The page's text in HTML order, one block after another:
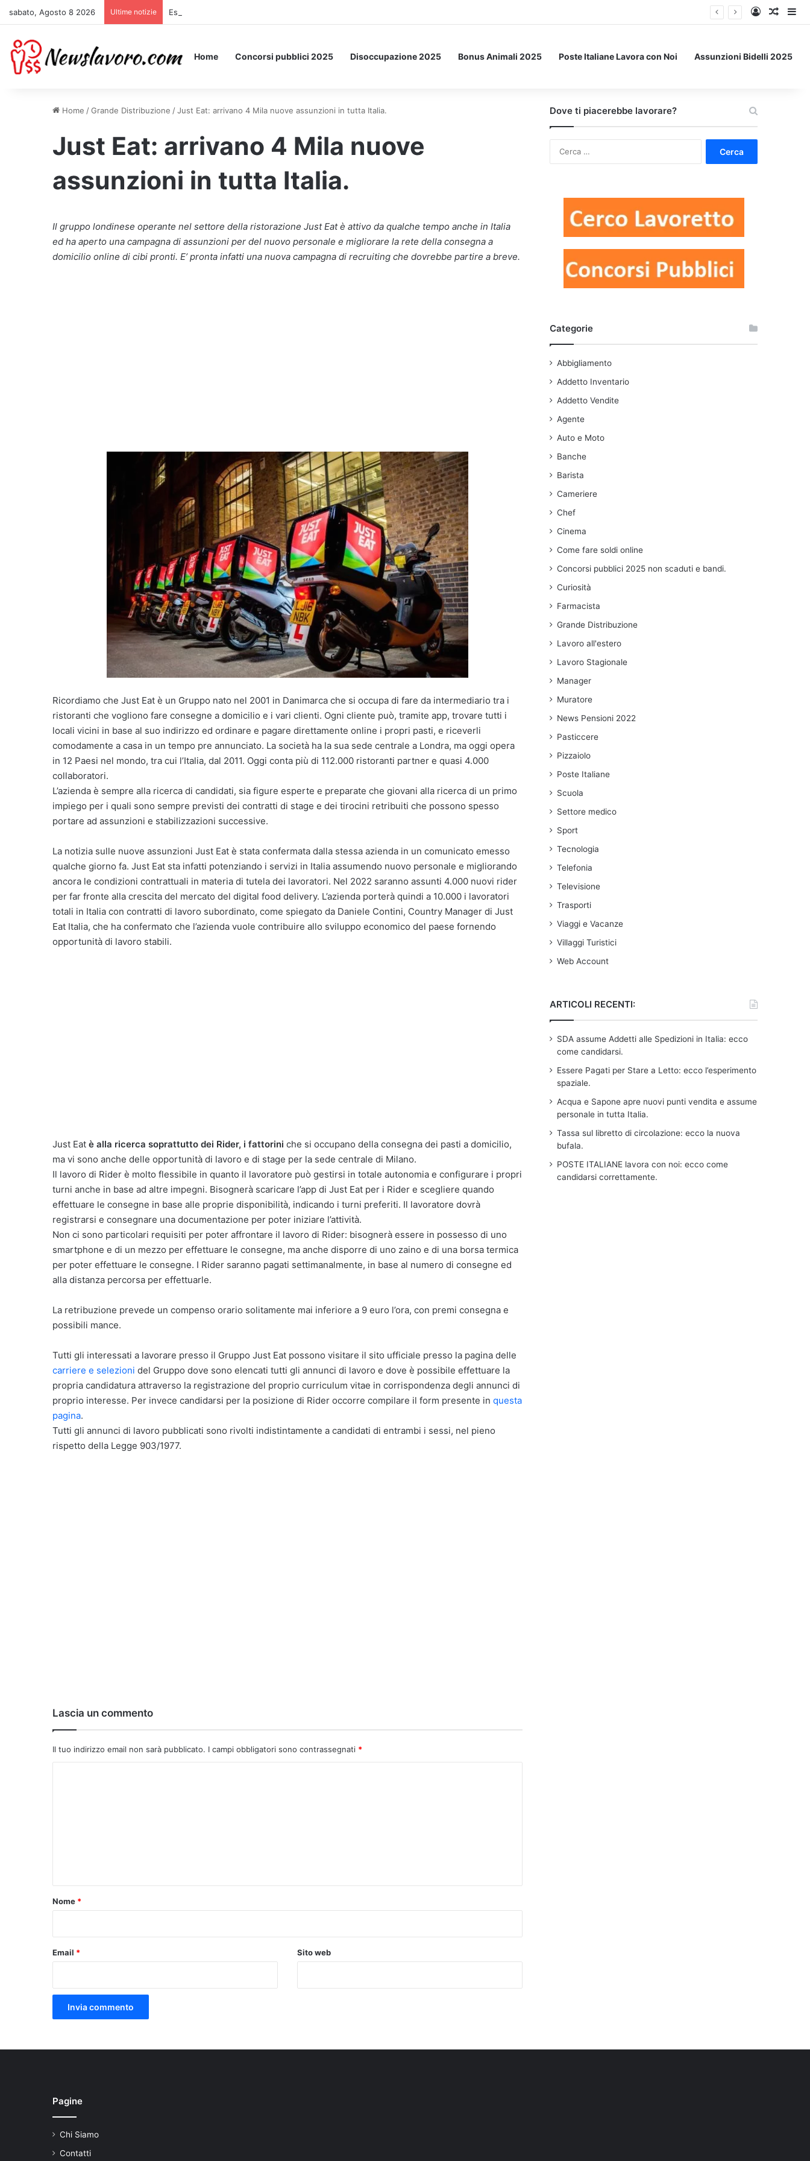
sabato, Agosto 8 2026 Ultime notizie Essere Pagati per Stare a Letto: ecco l’esperimento spaziale. Accedi
Un
Home Concorsi pubblici 2025 Disoccupazione 2025 Bonus Animali 2025 Poste Italiane Lavora con Noi Assunzioni Bidelli 2025
Home /Grande Distribuzione /Just Eat: arrivano 4 Mila nuove assunzioni in tutta Italia.
Just Eat: arrivano 4 Mila nuove
assunzioni in tutta Italia.
Il gruppo londinese operante nel settore della ristorazione Just Eat è attivo da qualche tempo anche in Italia
ed ha aperto una campagna di assunzioni per del nuovo personale e migliorare la rete della consegna a
domicilio online di cibi pronti. E’ pronta infatti una nuova campagna di recruiting che dovrebbe partire a breve.
Ricordiamo che Just Eat è un Gruppo nato nel 2001 in Danimarca che si occupa di fare da intermediario tra i
ristoranti che vogliono fare consegne a domicilio e i vari clienti. Ogni cliente può, tramite app, trovare tutti i
locali vicini in base al suo indirizzo ed ordinare e pagare direttamente online i propri pasti, e riceverli
comodamente a casa in un tempo pre annunciato. La società ha la sua sede centrale a Londra, ma oggi opera
in 12 Paesi nel mondo, tra cui l’Italia, dal 2011. Oggi conta più di 112.000 ristoranti partner e quasi 4.000
collaboratori.
L’azienda è sempre alla ricerca di candidati, sia figure esperte e preparate che giovani alla ricerca di un primo
impiego per i quali sono sempre previsti dei contratti di stage e dei tirocini retribuiti che possono spesso
portare ad assunzioni e stabilizzazioni successive.
La notizia sulle nuove assunzioni Just Eat è stata confermata dalla stessa azienda in un comunicato emesso
qualche giorno fa. Just Eat sta infatti potenziando i servizi in Italia assumendo nuovo personale e migliorando
ancora le condizioni contrattuali in materia di tutela dei lavoratori. Nel 2022 saranno assunti 4.000 nuovi rider
per far fronte alla crescita del mercato del digital food delivery. L’azienda porterà quindi a 10.000 i lavoratori
totali in Italia con contratti di lavoro subordinato, come spiegato da Daniele Contini, Country Manager di Just
Eat Italia, che ha confermato che l’azienda vuole contribuire allo sviluppo economico del paese fornendo
opportunità di lavoro stabili.
Just Eat è alla ricerca soprattutto dei Rider, i fattorini che si occupano della consegna dei pasti a domicilio,
ma vi sono anche delle opportunità di lavoro e di stage per la sede centrale di Milano.
Il lavoro di Rider è molto flessibile in quanto il lavoratore può gestirsi in totale autonomia e configurare i propri
turni anche in base ad altre impegni. Bisognerà scaricare l’app di Just Eat per i Rider e scegliere quando
effettuare le consegne in base alle proprie disponibilità, indicando i turni preferiti. Il lavoratore dovrà
registrarsi e consegnare una documentazione per poter iniziare l’attività.
Non ci sono particolari requisiti per poter affrontare il lavoro di Rider: bisognerà essere in possesso di uno
smartphone e di un mezzo per effettuare le consegne, ma anche disporre di uno zaino e di una borsa termica
per poter effettuare le consegne. I Rider saranno pagati settimanalmente, in base al numero di consegne ed
alla distanza percorsa per effettuarle.
La retribuzione prevede un compenso orario solitamente mai inferiore a 9 euro l’ora, con premi consegna e
possibili mance.
Tutti gli interessati a lavorare presso il Gruppo Just Eat possono visitare il sito ufficiale presso la pagina delle
carriere e selezioni del Gruppo dove sono elencati tutti gli annunci di lavoro e dove è possibile effettuare la
propria candidatura attraverso la registrazione del proprio curriculum vitae in corrispondenza degli annunci di
proprio interesse. Per invece candidarsi per la posizione di Rider occorre compilare il form presente in questa
pagina.
Tutti gli annunci di lavoro pubblicati sono rivolti indistintamente a candidati di entrambi i sessi, nel pieno
rispetto della Legge 903/1977.
Lascia un commento
Il tuo indirizzo email non sarà pubblicato. I campi obbligatori sono contrassegnati *
o
Nome *
Email * Sito web
Dove ti piacerebbe lavorare?
Categorie
Abbigliamento
Addetto Inventario
Addetto Vendite
Agente
Auto e Moto
Banche
Barista
Cameriere
Chef
Cinema
Come fare soldi online
Concorsi pubblici 2025 non scaduti e bandi.
Curiosità
Farmacista
Grande Distribuzione
Lavoro all'estero
Lavoro Stagionale
Manager
Muratore
News Pensioni 2022
Pasticcere
Pizzaiolo
Poste Italiane
Scuola
Settore medico
Sport
Tecnologia
Telefonia
Televisione
Trasporti
Viaggi e Vacanze
Villaggi Turistici
Web Account
ARTICOLI RECENTI:
SDA assume Addetti alle Spedizioni in Italia: ecco
come candidarsi.
Essere Pagati per Stare a Letto: ecco l’esperimento
spaziale.
Acqua e Sapone apre nuovi punti vendita e assume
personale in tutta Italia.
Tassa sul libretto di circolazione: ecco la nuova
bufala.
POSTE ITALIANE lavora con noi: ecco come
candidarsi correttamente.
Pagine
Chi Siamo
Contatti